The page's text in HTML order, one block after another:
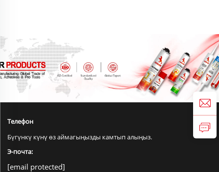
Телефон
Бүгүнкү күнү өз аймагыңызды камтып алыңыз.
Э-почта:
[email protected]